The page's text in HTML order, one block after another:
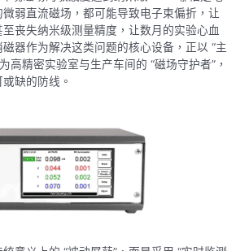
弱直流磁场，都可能导致电子束偏折，让
丧失纳米级测量精度，让数月的实验心血
器作为解决这类问题的核心设备，正以 “主
高精密实验室与生产车间的 “磁场守护者”，
缺的防线。